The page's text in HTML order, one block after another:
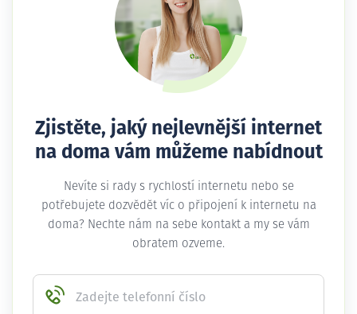
Zjistěte, jaký nejlevnější internet
na doma vám můžeme nabídnout
Nevíte si rady s rychlostí internetu nebo se
potřebujete dozvědět víc o připojení k internetu na
doma? Nechte nám na sebe kontakt a my se vám
obratem ozveme.
Zadejte telefonní číslo